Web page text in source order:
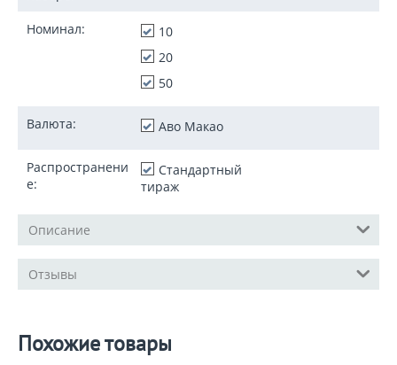
Номинал:
10
20
50
Валюта: Аво Макао
Распространени
е:
Стандартный
тираж
Описание
Отзывы
Похожие товары